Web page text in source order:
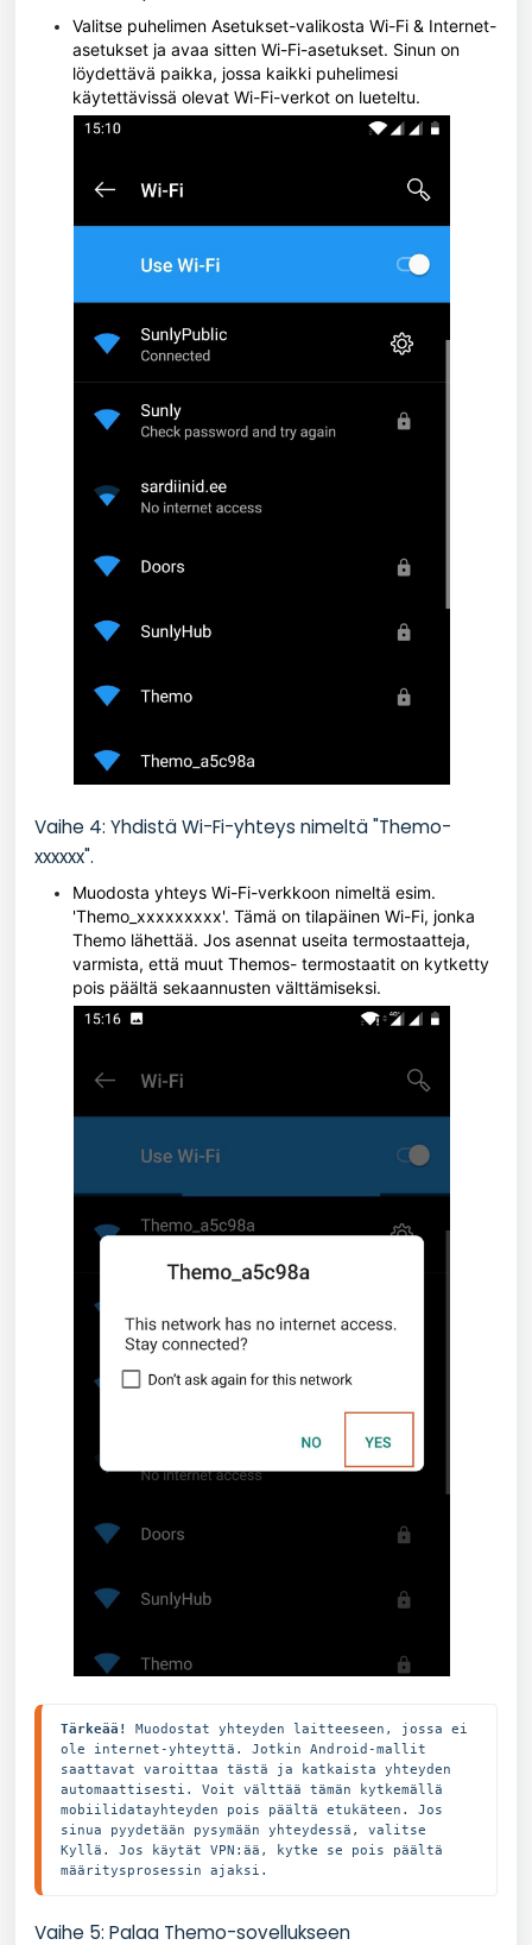
Valitse puhelimen Asetukset-valikosta Wi-Fi & Internet-
asetukset ja avaa sitten Wi-Fi-asetukset. Sinun on
löydettävä paikka, jossa kaikki puhelimesi
käytettävissä olevat Wi-Fi-verkot on lueteltu.
Vaihe 4: Yhdistä Wi-Fi-yhteys nimeltä "Themo-
xxxxxx".
Muodosta yhteys Wi-Fi-verkkoon nimeltä esim.
'Themo_xxxxxxxxx'. Tämä on tilapäinen Wi-Fi, jonka
Themo lähettää. Jos asennat useita termostaatteja,
varmista, että muut Themos- termostaatit on kytketty
pois päältä sekaannusten välttämiseksi.
Tärkeää!
Muodostat yhteyden laitteeseen, jossa ei
ole internet-yhteyttä. Jotkin Android-mallit
saattavat varoittaa tästä ja katkaista yhteyden
automaattisesti. Voit välttää tämän kytkemällä
mobiilidatayhteyden pois päältä etukäteen. Jos
sinua pyydetään pysymään yhteydessä, valitse
Kyllä. Jos käytät VPN:ää, kytke se pois päältä
määritysprosessin ajaksi.
Vaihe 5: Palaa Themo-sovellukseen